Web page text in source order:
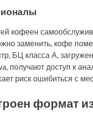
кофеен
заменить, кофе
БЦ класса А,
получают доступ к
риск ошибиться с
формат